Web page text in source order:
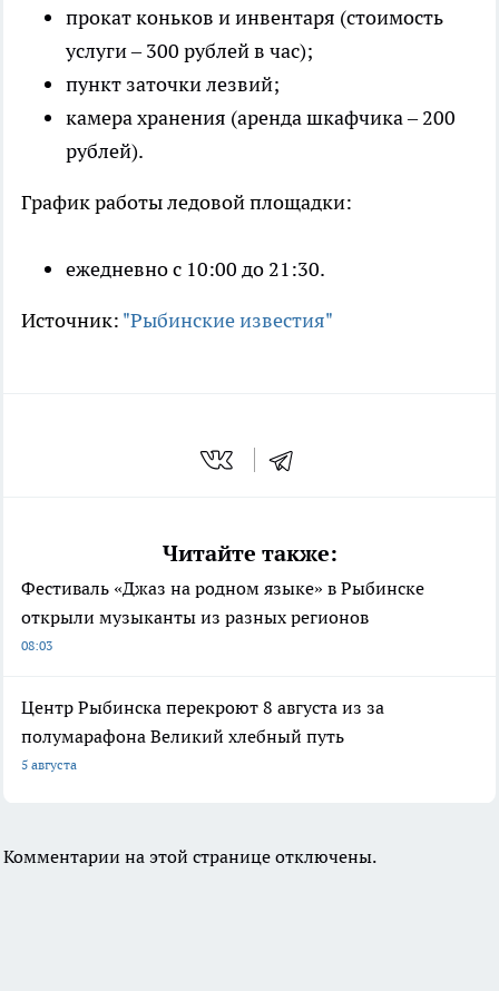
прокат коньков и инвентаря (стоимость
услуги – 300 рублей в час);
пункт заточки лезвий;
камера хранения (аренда шкафчика – 200
рублей).
График работы ледовой площадки:
ежедневно с 10:00 до 21:30.
Источник: "Рыбинские известия"
Читайте также:
Фестиваль «Джаз на родном языке» в Рыбинске
открыли музыканты из разных регионов
08:03
Центр Рыбинска перекроют 8 августа из за
полумарафона Великий хлебный путь
5 августа
Комментарии на этой странице отключены.